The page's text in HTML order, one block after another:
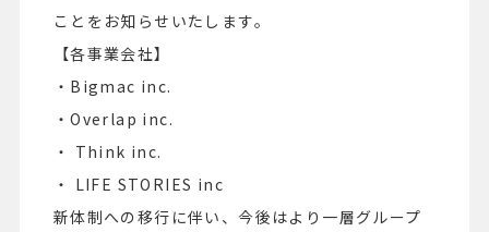
ことをお知らせいたします。
【各事業会社】
・Bigmac inc.
・Overlap inc.
・ Think inc.
・ LIFE STORIES inc
新体制への移行に伴い、今後はより一層グループ